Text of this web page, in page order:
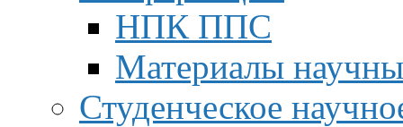
НПК ППС
Материалы
Студенческое